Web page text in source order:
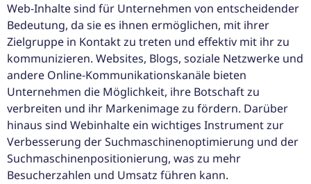
Web-Inhalte sind für Unternehmen von entscheidender
Bedeutung, da sie es ihnen ermöglichen, mit ihrer
Zielgruppe in Kontakt zu treten und effektiv mit ihr zu
kommunizieren. Websites, Blogs, soziale Netzwerke und
andere Online-Kommunikationskanäle bieten
Unternehmen die Möglichkeit, ihre Botschaft zu
verbreiten und ihr Markenimage zu fördern. Darüber
hinaus sind Webinhalte ein wichtiges Instrument zur
Verbesserung der Suchmaschinenoptimierung und der
Suchmaschinenpositionierung, was zu mehr
Besucherzahlen und Umsatz führen kann.